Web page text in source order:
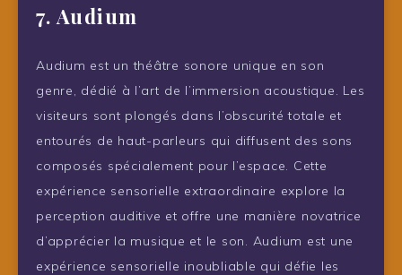
7. Audium
Audium est un théâtre sonore unique en son
genre, dédié à l’art de l’immersion acoustique. Les
visiteurs sont plongés dans l’obscurité totale et
entourés de haut-parleurs qui diffusent des sons
composés spécialement pour l’espace. Cette
expérience sensorielle extraordinaire explore la
perception auditive et offre une manière novatrice
d’apprécier la musique et le son. Audium est une
expérience sensorielle inoubliable qui défie les